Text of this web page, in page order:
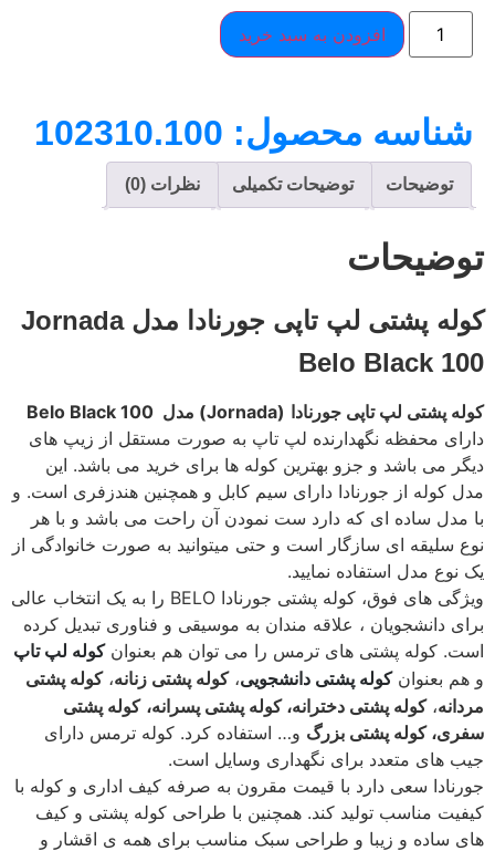
افزودن به سبد خرید
شناسه محصول: 102310.100
توضیحات توضیحات تکمیلی نظرات (0)
توضیحات
کوله پشتی لپ تاپی جورنادا مدل Jornada
Belo Black 100
کوله پشتی لپ تاپی جورنادا (Jornada) مدل Belo Black 100
دارای محفظه نگهدارنده لپ تاپ به صورت مستقل از زیپ های
دیگر می باشد و جزو بهترین کوله ها برای خرید می باشد. این
مدل کوله از جورنادا دارای سیم کابل و همچنین هندزفری است. و
با مدل ساده ای که دارد ست نمودن آن راحت می باشد و با هر
نوع سلیقه ای سازگار است و حتی میتوانید به صورت خانوادگی از
یک نوع مدل استفاده نمایید.
ویژگی های فوق، کوله پشتی جورنادا BELO را به یک انتخاب عالی
برای دانشجویان ، علاقه مندان به موسیقی و فناوری تبدیل کرده
است. کوله پشتی های ترمس را می توان هم بعنوانکوله لپ تاپ
و هم بعنوانکوله پشتی دانشجویی،کوله پشتی زنانه،کوله پشتی
مردانه،کوله پشتی دخترانه، کوله پشتی پسرانه، کوله پشتی
سفری، کوله پشتی بزرگ و… استفاده کرد. کوله ترمس دارای
جیب های متعدد برای نگهداری وسایل است.
جورنادا سعی دارد با قیمت مقرون به صرفه کیف اداری و کوله با
کیفیت مناسب تولید کند. همچنین با طراحی کوله پشتی و کیف
های ساده و زیبا و طراحی سبک مناسب برای همه ی اقشار و